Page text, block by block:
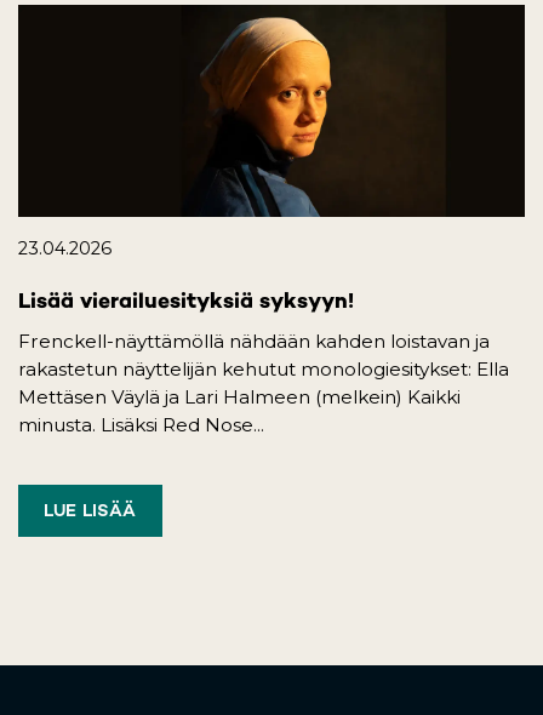
23.04.2026
Lisää vierailuesityksiä syksyyn!
Frenckell-näyttämöllä nähdään kahden loistavan ja
rakastetun näyttelijän kehutut monologiesitykset: Ella
Mettäsen Väylä ja Lari Halmeen (melkein) Kaikki
minusta. Lisäksi Red Nose...
LUE LISÄÄ